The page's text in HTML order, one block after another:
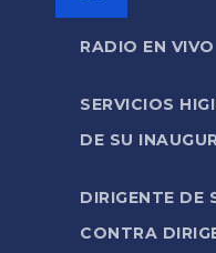
RADIO EN VIVO
SERVICIOS
DE SU
DIRIGENTE DE
CONTRA